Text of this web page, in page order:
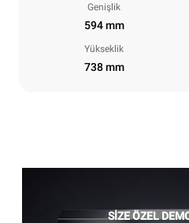
Genişlik
594 mm
Yükseklik
738 mm
SİZE ÖZEL